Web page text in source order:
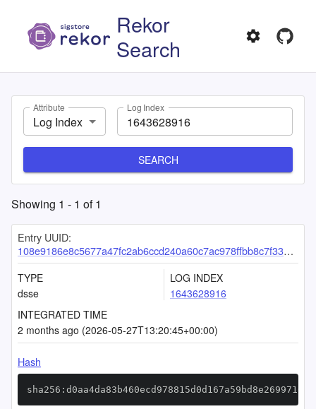
Rekor
Search
Attribute
Log Index
Log Index
SEARCH
Showing 1 - 1 of1
Entry UUID:
108e9186e8c5677a47fc2ab6ccd240a60c7ac978ffbb8c7f3364d959515804b93ca566705494ec05
TYPE
dsse
LOG INDEX
1643628916
INTEGRATED TIME
2 months ago (2026-05-27T13:20:45+00:00)
Hash